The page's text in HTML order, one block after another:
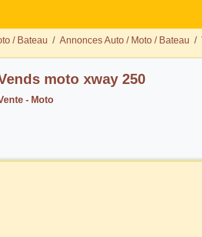
/ Bateau Annonces Auto / Moto / Bateau
moto xway 250
- Moto